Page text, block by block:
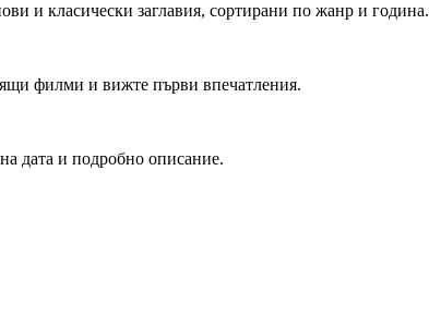
и класически заглавия, сортирани по жанр и година.
филми и вижте първи впечатления.
дата и подробно описание.